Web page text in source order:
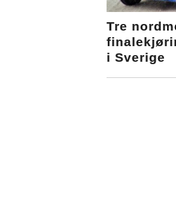
Tre
i Sverige